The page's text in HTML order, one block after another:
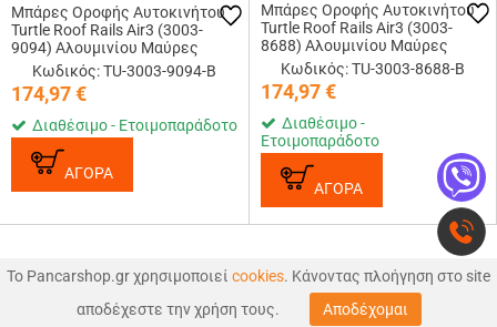
Το Pancarshop.gr χρησιμοποιεί cookies. Κάνοντας πλοήγηση στο site
αποδέχεστε την χρήση τους.
Αποδέχομαι
Μπάρες Οροφής Αυτοκινήτου
Turtle Roof Rails Air3 (3003-
9094) Αλουμινίου Μαύρες
Κωδικός: TU-3003-9094-B
174,97€
Διαθέσιμο - Ετοιμοπαράδοτο
ΑΓΟΡΑ
Μπάρες Οροφής Αυτοκινήτου
Turtle Roof Rails Air3 (3003-
8688) Αλουμινίου Μαύρες
Κωδικός: TU-3003-8688-B
174,97€
Διαθέσιμο -
Ετοιμοπαράδοτο
ΑΓΟΡΑ
ΑΝΑΖΉΤΗΣΗ ΑΓΑΠΗΜΕΝΑ
0 0